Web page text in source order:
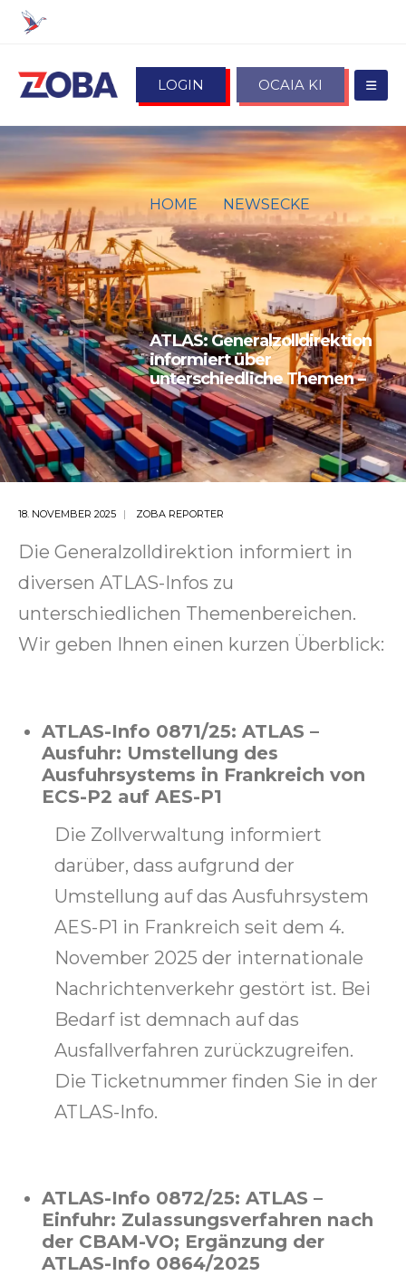
LOGIN OCAIA KI
HOME
NEWSECKE
ATLAS:
GENERALZOLLDIREKTION
INFORMIERT ÜBER
UNTERSCHIEDLICHE THEMEN
–
ATLAS: Generalzolldirektion
informiert über
unterschiedliche Themen –
18. NOVEMBER 2025 ZOBA REPORTER
Die Generalzolldirektion informiert in
diversen ATLAS-Infos zu
unterschiedlichen Themenbereichen.
Wir geben Ihnen einen kurzen Überblick:
ATLAS-Info 0871/25: ATLAS –
Ausfuhr: Umstellung des
Ausfuhrsystems in Frankreich von
ECS-P2 auf AES-P1
Die Zollverwaltung informiert
darüber, dass aufgrund der
Umstellung auf das Ausfuhrsystem
AES-P1 in Frankreich seit dem 4.
November 2025 der internationale
Nachrichtenverkehr gestört ist. Bei
Bedarf ist demnach auf das
Ausfallverfahren zurückzugreifen.
Die Ticketnummer finden Sie in der
ATLAS-Info.
ATLAS-Info 0872/25: ATLAS –
Einfuhr: Zulassungsverfahren nach
der CBAM-VO; Ergänzung der
ATLAS-Info 0864/2025